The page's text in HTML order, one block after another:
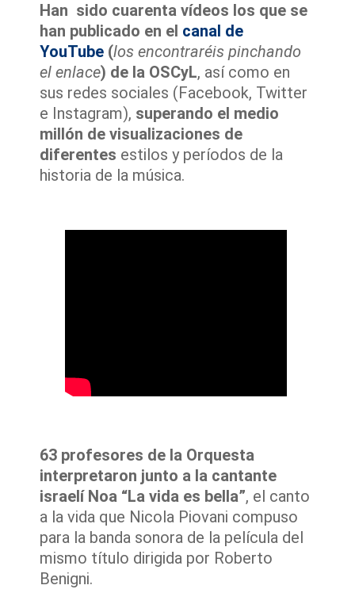
Han sido cuarenta vídeos los que se
han publicado en el canal de
YouTube (los encontraréis pinchando
el enlace) de la OSCyL, así como en
sus redes sociales (Facebook, Twitter
e Instagram), superando el medio
millón de visualizaciones de
diferentes estilos y períodos de la
historia de la música.
63 profesores de la Orquesta
interpretaron junto a la cantante
israelí Noa “La vida es bella”, el canto
a la vida que Nicola Piovani compuso
para la banda sonora de la película del
mismo título dirigida por Roberto
Benigni.